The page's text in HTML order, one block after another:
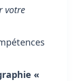
votre
«